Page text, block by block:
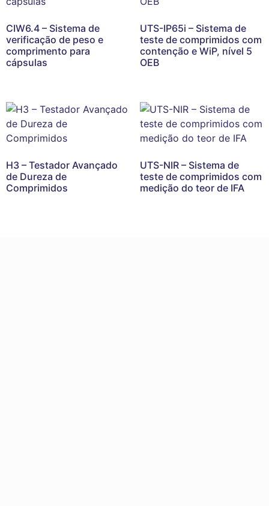
CIW6.4 – Sistema de
verificação de peso e
comprimento para
cápsulas
UTS-IP65i – Sistema de
teste de comprimidos com
contenção e WiP, nível 5
OEB
H3 – Testador Avançado
de Dureza de
Comprimidos
UTS-NIR – Sistema de
teste de comprimidos com
medição do teor de IFA